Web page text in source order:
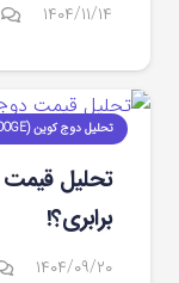
۱۴۰۴/۱۱/۱۴
تحلیل دوج کوین (DOGE)
برابری؟!
۱۴۰۴/۰۹/۲۰